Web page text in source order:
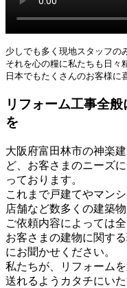
少しでも多く現地スタッフの
それを心の糧に私たちも日々
日本でもたくさんのお客様に
リフォーム工事全
を
大阪府富田林市の神楽
ど、お客さまのニーズ
っております。
これまで戸建てやマン
店舗など数多くの建築
ご依頼内容によっては
お客さまの建物に関す
にお聞かせください。
私たちが、リフォーム
送れるようカタチにいた